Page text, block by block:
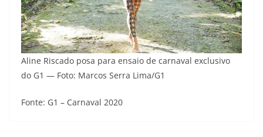
Aline Riscado posa para ensaio de carnaval exclusivo
do G1 — Foto: Marcos Serra Lima/G1
Fonte: G1 – Carnaval 2020